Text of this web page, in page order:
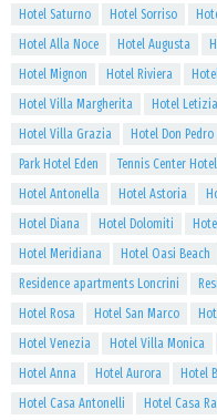
Hotel Saturno
Hotel Sorriso
Hotel Alla Noce
Hotel Augusta
Hotel Mignon
Hotel Riviera
Hotel Villa Margherita
Hotel Letizia
Hotel Villa Grazia
Hotel Don Pedro
Park Hotel Eden
Tennis Center
Hotel Antonella
Hotel Astoria
Hotel Diana
Hotel Dolomiti
Hotel Meridiana
Hotel Oasi Beach
Residence apartments Loncrini
Hotel Rosa
Hotel San Marco
Hotel Venezia
Hotel Villa Monica
Hotel Anna
Hotel Aurora Hotel
Hotel Casa Antonelli
Hotel Casa